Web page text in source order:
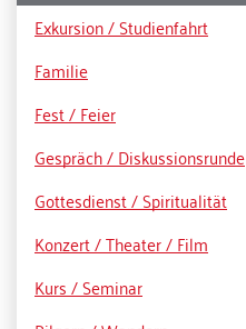
Exkursion / Studienfahrt
Familie
Fest / Feier
Gespräch / Diskussionsrunde
Gottesdienst / Spiritualität
Konzert / Theater / Film
Kurs / Seminar